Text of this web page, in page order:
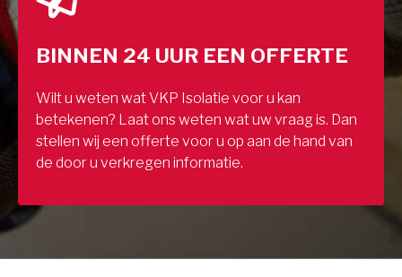
BINNEN 24 UUR EEN OFFERTE
Wilt u weten wat VKP Isolatie voor u kan
betekenen? Laat ons weten wat uw vraag is. Dan
stellen wij een offerte voor u op aan de hand van
de door u verkregen informatie.